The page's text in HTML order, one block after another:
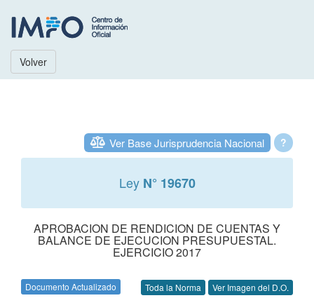
Volver
?
Ver Base Jurisprudencia Nacional
Ley N° 19670
APROBACION DE RENDICION DE CUENTAS Y
BALANCE DE EJECUCION PRESUPUESTAL.
EJERCICIO 2017
Documento Actualizado Toda la Norma Ver Imagen del D.O.